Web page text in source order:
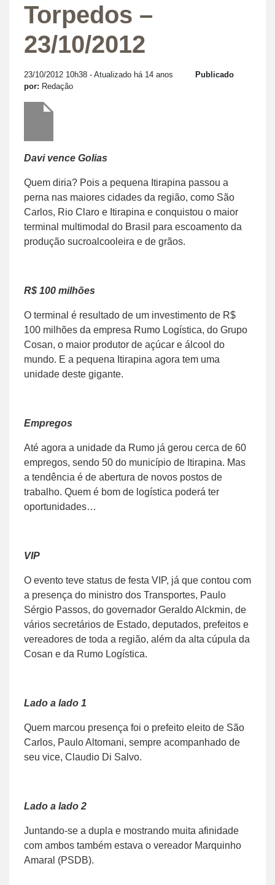
Torpedos –
23/10/2012
23/10/2012 10h38 - Atualizado há 14 anos
Publicado
por: Redação
Davi vence Golias
Quem diria? Pois a pequena Itirapina passou a
perna nas maiores cidades da região, como São
Carlos, Rio Claro e Itirapina e conquistou o maior
terminal multimodal do Brasil para escoamento da
produção sucroalcooleira e de grãos.
R$ 100 milhões
O terminal é resultado de um investimento de R$
100 milhões da empresa Rumo Logística, do Grupo
Cosan, o maior produtor de açúcar e álcool do
mundo. E a pequena Itirapina agora tem uma
unidade deste gigante.
Empregos
Até agora a unidade da Rumo já gerou cerca de 60
empregos, sendo 50 do município de Itirapina. Mas
a tendência é de abertura de novos postos de
trabalho. Quem é bom de logística poderá ter
oportunidades…
VIP
O evento teve status de festa VIP, já que contou com
a presença do ministro dos Transportes, Paulo
Sérgio Passos, do governador Geraldo Alckmin, de
vários secretários de Estado, deputados, prefeitos e
vereadores de toda a região, além da alta cúpula da
Cosan e da Rumo Logística.
Lado a lado 1
Quem marcou presença foi o prefeito eleito de São
Carlos, Paulo Altomani, sempre acompanhado de
seu vice, Claudio Di Salvo.
Lado a lado 2
Juntando-se a dupla e mostrando muita afinidade
com ambos também estava o vereador Marquinho
Amaral (PSDB).